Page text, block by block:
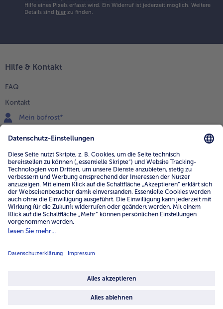
Hilfe eines Pixels erfasst wird. Ein Widerruf ist jederzeit möglich. Weitere
Details sind hier zu finden.
Hilfe & Kontakt
FAQ
Kontakt
Mein bofrost*
0800 - 000 19 18
Mo.-Fr.: 7-21 Uhr Sa: 8-16 Uhr
Service
Unternehmen
Über uns